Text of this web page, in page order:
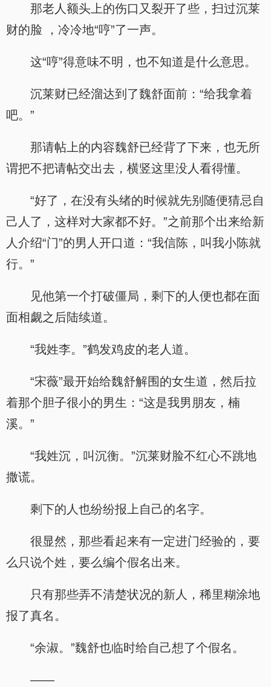
那老人额头上的伤口又裂开了些，扫过沉莱
财的脸 ，冷冷地“哼”了一声。
这“哼”得意味不明，也不知道是什么意思。
沉莱财已经溜达到了魏舒面前：“给我拿着
吧。”
那请帖上的内容魏舒已经背了下来，也无所
谓把不把请帖交出去，横竖这里没人看得懂。
“好了，在没有头绪的时候就先别随便猜忌自
己人了，这样对大家都不好。”之前那个出来给新
人介绍“门”的男人开口道：“我信陈，叫我小陈就
行。”
见他第一个打破僵局，剩下的人便也都在面
面相觑之后陆续道。
“我姓李。”鹤发鸡皮的老人道。
“宋薇”最开始给魏舒解围的女生道，然后拉
着那个胆子很小的男生：“这是我男朋友，楠
溪。”
“我姓沉，叫沉衡。”沉莱财脸不红心不跳地
撒谎。
剩下的人也纷纷报上自己的名字。
很显然，那些看起来有一定进门经验的，要
么只说个姓，要么编个假名出来。
只有那些弄不清楚状况的新人，稀里糊涂地
报了真名。
“余淑。”魏舒也临时给自己想了个假名。
——